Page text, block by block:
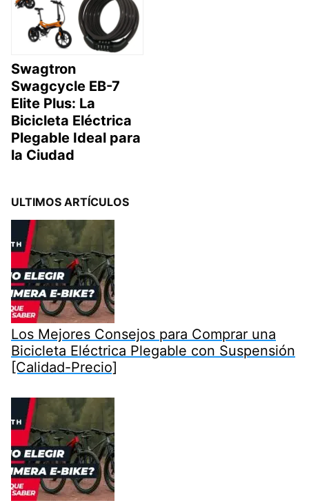
Swagtron
Swagcycle EB-7
Elite Plus: La
Bicicleta Eléctrica
Plegable Ideal para
la Ciudad
ULTIMOS ARTÍCULOS
Los Mejores Consejos para Comprar una
Bicicleta Eléctrica Plegable con Suspensión
[Calidad-Precio]